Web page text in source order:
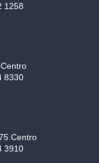
1258
8330
Centro
3910